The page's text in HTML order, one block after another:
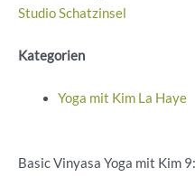
Studio Schatzinsel
Kategorien
Yoga mit Kim La Haye
Basic Vinyasa Yoga mit Kim